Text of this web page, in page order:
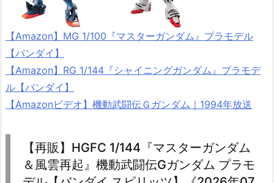
【Amazon】MG 1/100『マスターガンダム』プラモデル
【バンダイ】
【Amazon】RG 1/144『シャイニングガンダム』プラモデ
ル【バンダイ】
【Amazonビデオ】機動武闘伝Ｇガンダム｜1994年放送
【再販】HGFC 1/144『マスターガンダム
＆風雲再起』機動武闘伝Gガンダム プラモ